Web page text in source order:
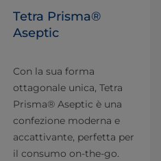
Tetra Prisma®
Aseptic
Con la sua forma
ottagonale unica, Tetra
Prisma® Aseptic è una
confezione moderna e
accattivante, perfetta per
il consumo on-the-go.